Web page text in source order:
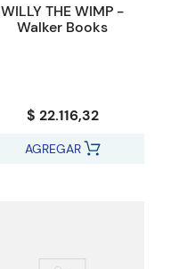
WILLY THE WIMP -
Walker Books
$ 22.116,32
AGREGAR